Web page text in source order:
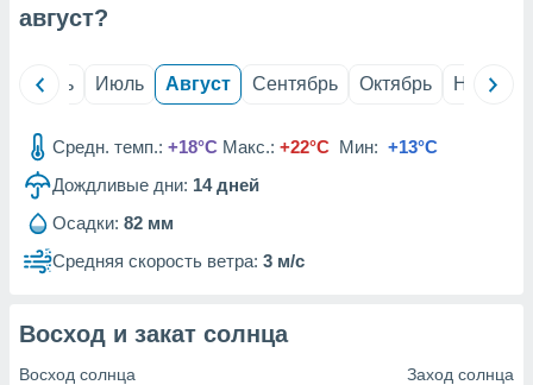
рекламы
сведения
1199
август?
Июнь Июль Август Сентябрь Октябрь Ноябрь
Средн. темп.: +18°C Макс.: +22°C Мин: +13°C
Дождливые дни: 14дней
Осадки: 82 мм
Средняя скорость ветра: 3 м/с
Восход и закат солнца
Восход солнца Заход солнца